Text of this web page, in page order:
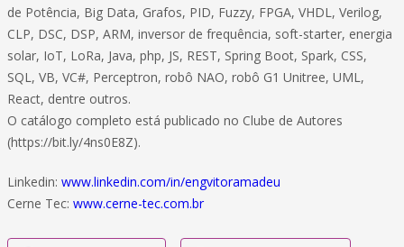
de Potência, Big Data, Grafos, PID, Fuzzy, FPGA, VHDL, Verilog,
CLP, DSC, DSP, ARM, inversor de frequência, soft-starter, energia
solar, IoT, LoRa, Java, php, JS, REST, Spring Boot, Spark, CSS,
SQL, VB, VC#, Perceptron, robô NAO, robô G1 Unitree, UML,
React, dentre outros.
O catálogo completo está publicado no Clube de Autores
(https://bit.ly/4ns0E8Z).
Linkedin: www.linkedin.com/in/engvitoramadeu
Cerne Tec: www.cerne-tec.com.br